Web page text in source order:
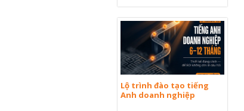
Lộ trình đào tạo tiếng
Anh doanh nghiệp